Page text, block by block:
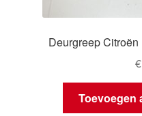
Deurgreep
€
Toevoegen